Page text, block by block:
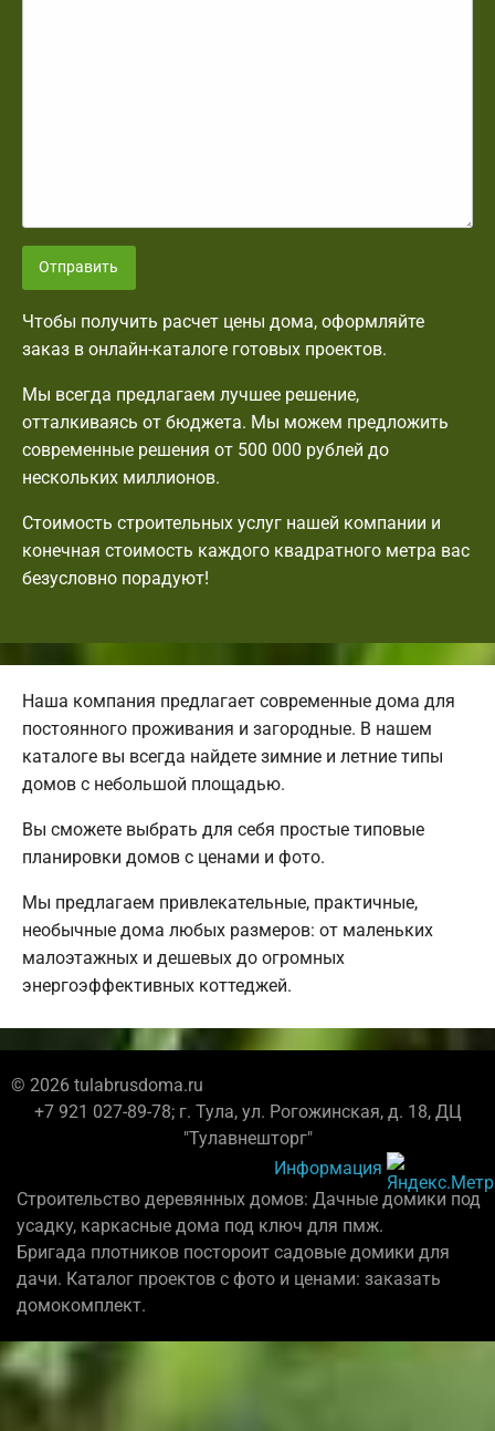
Отправить
Чтобы получить расчет цены дома, оформляйте
заказ в онлайн-каталоге готовых проектов.
Мы всегда предлагаем лучшее решение,
отталкиваясь от бюджета. Мы можем предложить
современные решения от 500 000 рублей до
нескольких миллионов.
Стоимость строительных услуг нашей компании и
конечная стоимость каждого квадратного метра вас
безусловно порадуют!
Наша компания предлагает современные дома для
постоянного проживания и загородные. В нашем
каталоге вы всегда найдете зимние и летние типы
домов с небольшой площадью.
Вы сможете выбрать для себя простые типовые
планировки домов с ценами и фото.
Мы предлагаем привлекательные, практичные,
необычные дома любых размеров: от маленьких
малоэтажных и дешевых до огромных
энергоэффективных коттеджей.
© 2026 tulabrusdoma.ru
+7 921 027-89-78; г. Тула, ул. Рогожинская, д. 18, ДЦ
"Тулавнешторг"
Информация
Строительство деревянных домов: Дачные домики под
усадку, каркасные дома под ключ для пмж.
Бригада плотников постороит садовые домики для
дачи. Каталог проектов с фото и ценами: заказать
домокомплект.